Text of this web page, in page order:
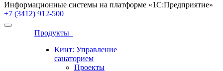
Информационные системы на платформе «1С:Предприятие»
+7 (3412) 912-500
Продукты
Кинт: Управление
санаторием
Проекты